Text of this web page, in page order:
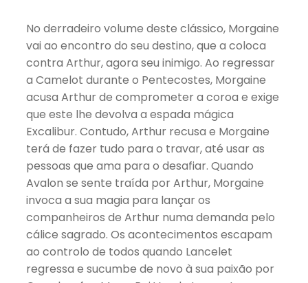
No derradeiro volume deste clássico, Morgaine
vai ao encontro do seu destino, que a coloca
contra Arthur, agora seu inimigo. Ao regressar
a Camelot durante o Pentecostes, Morgaine
acusa Arthur de comprometer a coroa e exige
que este lhe devolva a espada mágica
Excalibur. Contudo, Arthur recusa e Morgaine
terá de fazer tudo para o travar, até usar as
pessoas que ama para o desafiar. Quando
Avalon se sente traída por Arthur, Morgaine
invoca a sua magia para lançar os
companheiros de Arthur numa demanda pelo
cálice sagrado. Os acontecimentos escapam
ao controlo de todos quando Lancelet
regressa e sucumbe de novo à sua paixão por